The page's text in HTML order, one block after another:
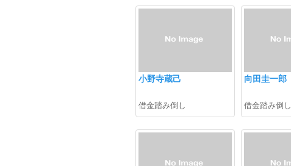
小野寺蔵己
借金踏み倒し
向田圭一郎
借金踏み倒し